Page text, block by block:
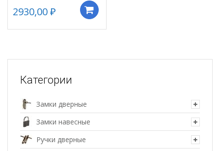
2930,00₽
Категории
Замки дверные
Замки навесные
Ручки дверные